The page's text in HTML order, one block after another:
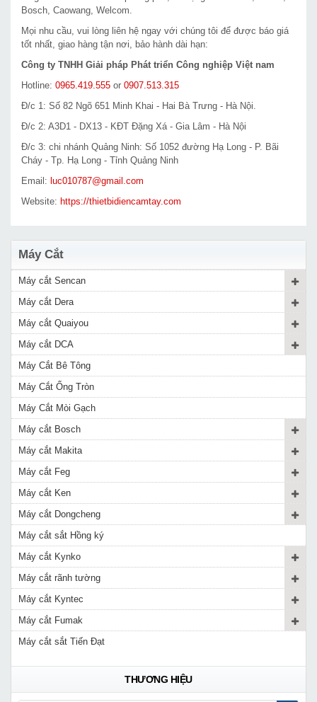
Bosch, Caowang, Welcom.
Mọi nhu cầu, vui lòng liên hệ ngay với chúng tôi để được báo giá
tốt nhất, giao hàng tận nơi, bảo hành dài hạn:
Công ty TNHH Giải pháp Phát triển Công nghiệp Việt nam
Hotline: 0965.419.555 or 0907.513.315
Đ/c 1: Số 82 Ngõ 651 Minh Khai - Hai Bà Trưng - Hà Nội.
Đ/c 2: A3D1 - DX13 - KĐT Đặng Xá - Gia Lâm - Hà Nội
Đ/c 3: chi nhánh Quảng Ninh: Số 1052 đường Hạ Long - P. Bãi
Cháy - Tp. Hạ Long - Tỉnh Quảng Ninh
Email: luc010787@gmail.com
Website: https://thietbidiencamtay.com
Máy Cắt
Máy cắt Sencan
Máy cắt Dera
Máy cắt Quaiyou
Máy cắt DCA
Máy Cắt Bê Tông
Máy Cắt Ống Tròn
Máy Cắt Mòi Gạch
Máy cắt Bosch
Máy cắt Makita
Máy cắt Feg
Máy cắt Ken
Máy cắt Dongcheng
Máy cắt sắt Hồng ký
Máy cắt Kynko
Máy cắt rãnh tường
Máy cắt Kyntec
Máy cắt Fumak
Máy cắt sắt Tiến Đạt
THƯƠNG HIỆU